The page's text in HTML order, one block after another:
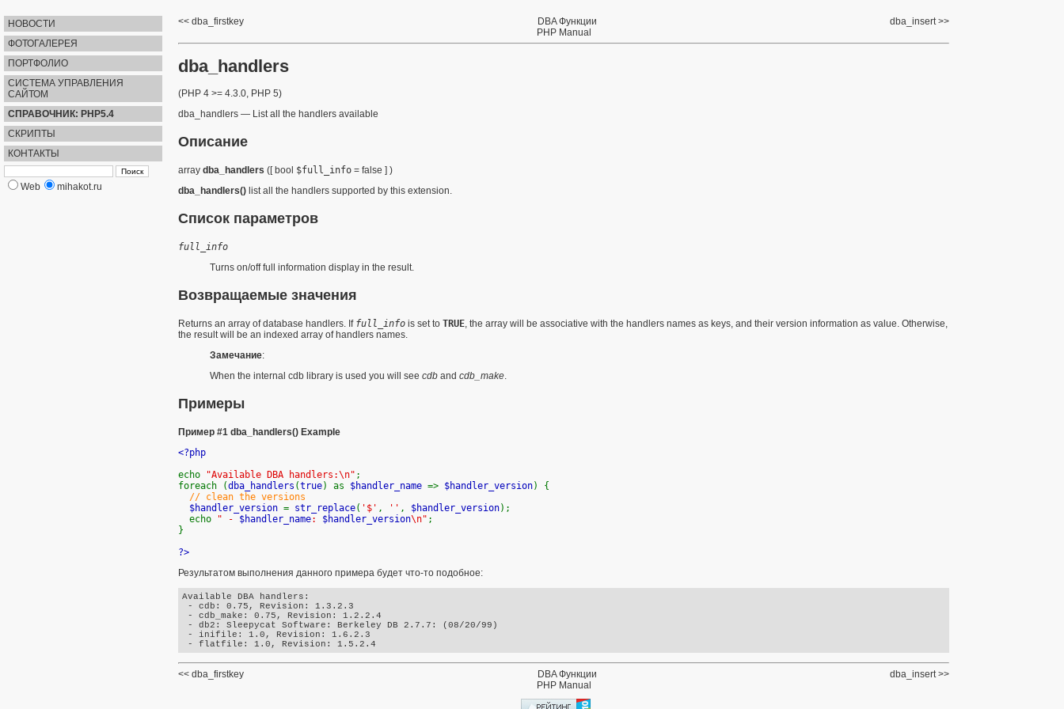
НОВОСТИ
ФОТОГАЛЕРЕЯ
ПОРТФОЛИО
СИСТЕМА УПРАВЛЕНИЯ
САЙТОМ
СПРАВОЧНИК: PHP5.4
СКРИПТЫ
КОНТАКТЫ
Web mihakot.ru
dba_firstkey dba_insert
DBA Функции
PHP Manual
dba_handlers
(PHP 4 >= 4.3.0, PHP 5)
dba_handlers — List all the handlers available
Описание
array dba_handlers ([ bool $full_info = false ] )
dba_handlers() list all the handlers supported by this extension.
Список параметров
full_info
Turns on/off full information display in the result.
Возвращаемые значения
Returns an array of database handlers. If full_info is set to TRUE, the array will be associative with the handlers names as keys, and their version information as value. Otherwise,
the result will be an indexed array of handlers names.
Замечание:
When the internal cdb library is used you will see cdb and cdb_make.
Примеры
Пример #1 dba_handlers() Example
<?php
echo
"Available DBA handlers:\n" ;
foreach (dba_handlers (true) as $handler_name => $handler_version) {
// clean the versions
$handler_version = str_replace( '$' , '' , $handler_version);
echo
" - $handler_name: $handler_version\n" ;
}
?>
Результатом выполнения данного примера будет что-то подобное:
Available DBA handlers:
- cdb: 0.75, Revision: 1.3.2.3
- cdb_make: 0.75, Revision: 1.2.2.4
- db2: Sleepycat Software: Berkeley DB 2.7.7: (08/20/99)
- inifile: 1.0, Revision: 1.6.2.3
dba_firstkey dba_insert
DBA Функции
PHP Manual